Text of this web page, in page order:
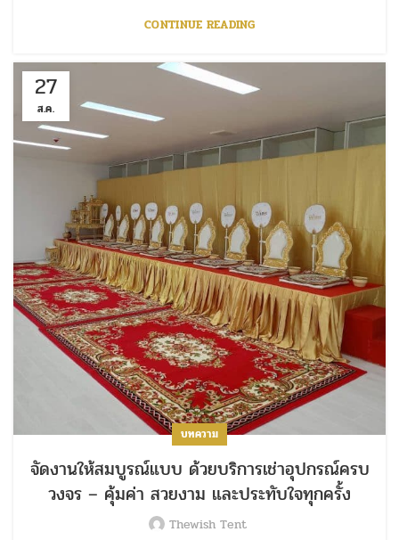
CONTINUE READING
27
ส.ค.
บทความ
จัดงานให้สมบูรณ์แบบ ด้วยบริการเช่าอุปกรณ์ครบ
วงจร – คุ้มค่า สวยงาม และประทับใจทุกครั้ง
Thewish Tent